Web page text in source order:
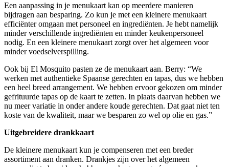
Een aanpassing in je menukaart kan op meerdere manieren
bijdragen aan besparing. Zo kun je met een kleinere menukaart
efficiënter omgaan met personeel en ingrediënten. Je hebt namelijk
minder verschillende ingrediënten en minder keukenpersoneel
nodig. En een kleinere menukaart zorgt over het algemeen voor
minder voedselverspilling.
Ook bij El Mosquito pasten ze de menukaart aan. Berry: “We
werken met authentieke Spaanse gerechten en tapas, dus we hebben
een heel breed arrangement. We hebben ervoor gekozen om minder
gefrituurde tapas op de kaart te zetten. In plaats daarvan hebben we
nu meer variatie in onder andere koude gerechten. Dat gaat niet ten
koste van de kwaliteit, maar we besparen zo wel op olie en gas.”
Uitgebreidere drankkaart
De kleinere menukaart kun je compenseren met een breder
assortiment aan dranken. Drankjes zijn over het algemeen